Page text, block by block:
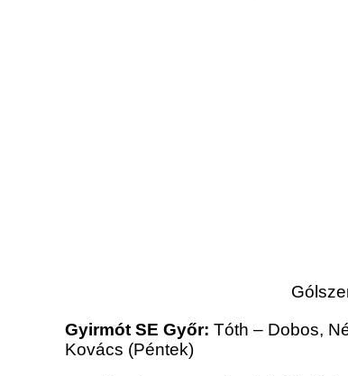
Gyirmót SE Győr: Tóth – Dobos,
Kovács (Péntek)